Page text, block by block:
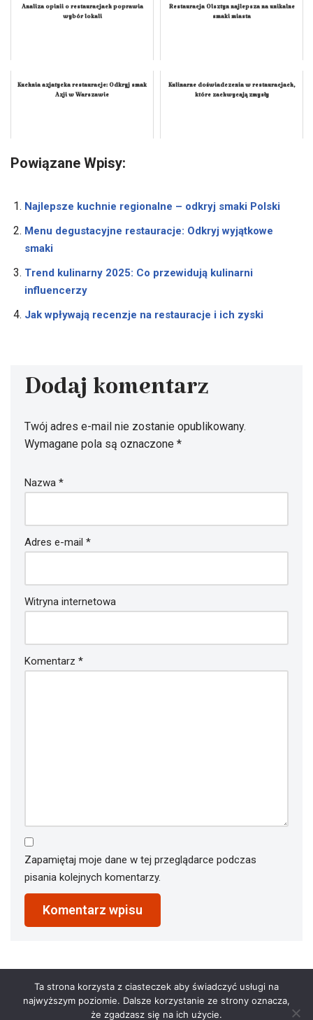
Analiza opinii o restauracjach poprawia
wybór lokali
Restauracja Olsztyn najlepsza na unikalne
smaki miasta
Kuchnia azjatycka restauracje: Odkryj smak
Azji w Warszawie
Kulinarne doświadczenia w restauracjach,
które zachwycają zmysły
Powiązane Wpisy:
Najlepsze kuchnie regionalne – odkryj smaki Polski
Menu degustacyjne restauracje: Odkryj wyjątkowe
smaki
Trend kulinarny 2025: Co przewidują kulinarni
influencerzy
Jak wpływają recenzje na restauracje i ich zyski
Dodaj komentarz
Twój adres e-mail nie zostanie opublikowany.
Wymagane pola są oznaczone *
Nazwa *
Adres e-mail *
Witryna internetowa
Komentarz *
Zapamiętaj moje dane w tej przeglądarce podczas
pisania kolejnych komentarzy.
Ta strona korzysta z ciasteczek aby świadczyć usługi na
najwyższym poziomie. Dalsze korzystanie ze strony oznacza,
że zgadzasz się na ich użycie.